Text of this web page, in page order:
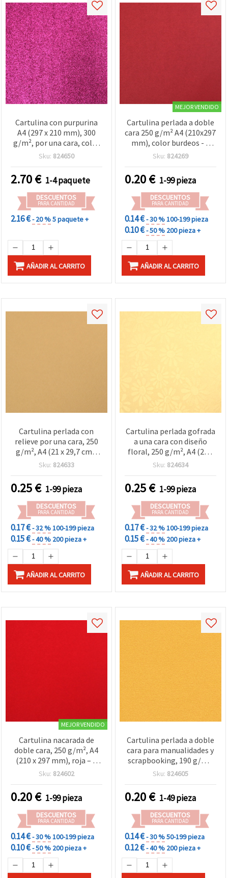
Cartulina con purpurina
A4 (297 x 210 mm), 300
g/m², por una cara, color
ciclamen - Pack de 10
Sku: 824650
2.70€ 1-4 paquete
DESCUENTOS
PARA CANTIDAD
2.16 €- 20 %5 paquete +
AÑADIR AL CARRITO
MEJOR VENDIDO
Cartulina perlada a doble
cara 250 g/m² A4 (210x297
mm), color burdeos - 1
hoja para manualidades y
Sku: 824269
0.20€ 1-99 pieza
DESCUENTOS
PARA CANTIDAD
0.14 €- 30 %100-199 pieza
0.10 €- 50 % 200 pieza +
AÑADIR AL CARRITO
Cartulina perlada con
relieve por una cara, 250
g/m², A4 (21 x 29,7 cm),
color dorado - 1 unidad
Sku: 824633
0.25€ 1-99 pieza
DESCUENTOS
PARA CANTIDAD
0.17 €- 32 %100-199 pieza
0.15 €- 40 % 200 pieza +
AÑADIR AL CARRITO
Cartulina perlada gofrada
a una cara con diseño
floral, 250 g/m², A4 (21 x
29,7 cm), color dorado - 1
Sku: 824634
0.25€ 1-99 pieza
DESCUENTOS
PARA CANTIDAD
0.17 €- 32 %100-199 pieza
0.15 €- 40 % 200 pieza +
AÑADIR AL CARRITO
MEJOR VENDIDO
Cartulina nacarada de
doble cara, 250 g/m², A4
(210 x 297 mm), roja – 1
hoja para manualidades y
Sku: 824602
0.20€ 1-99 pieza
DESCUENTOS
PARA CANTIDAD
0.14 €- 30 %100-199 pieza
0.10 €- 50 % 200 pieza +
Cartulina perlada a doble
cara para manualidades y
scrapbooking, 190 g/m²,
A4 (297 x 210 mm),
Sku: 824605
0.20€ 1-49 pieza
DESCUENTOS
PARA CANTIDAD
0.14 €- 30 %50-199 pieza
0.12 €- 40 % 200 pieza +